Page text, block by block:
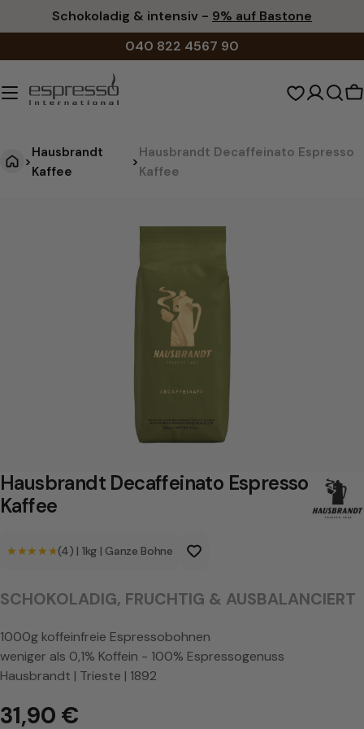
Inhalt
Schokoladig & intensiv - 9% auf Bastone
040 822 4567 90
>
Hausbrandt
Kaffee
>
Hausbrandt Decaffeinato Espresso
Kaffee
D
e
a
f
f
e
i
a
Hausbrandt Decaffeinato Espresso
Kaffee
★★★★★
★★★★★ (4) | 1kg | Ganze Bohne
SCHOKOLADIG, FRUCHTIG & AUSBALANCIERT
1000g koffeinfreie Espressobohnen
weniger als 0,1% Koffein - 100% Espressogenuss
Hausbrandt | Trieste | 1892
31,90 €